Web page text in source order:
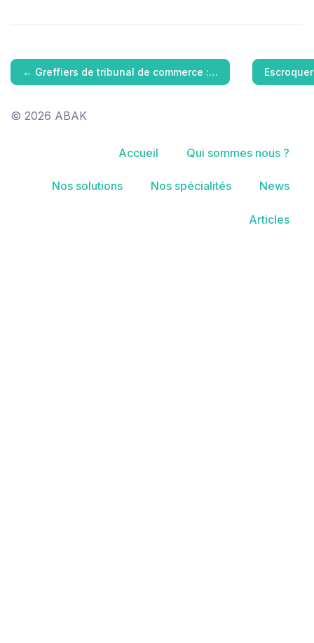
← Greffiers de tribunal de commerce :…
© 2026 ABAK
Accueil Qui sommes nous ?
Nos solutions Nos spécialités News
Articles